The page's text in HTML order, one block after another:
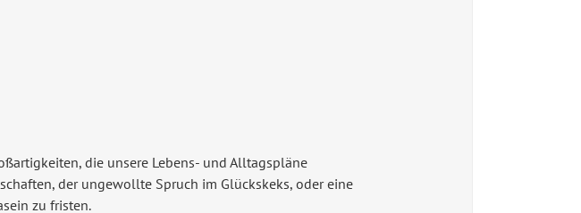
die unsere Lebens- und Alltagspläne
der ungewollte Spruch im Glückskeks, oder eine
zu fristen.